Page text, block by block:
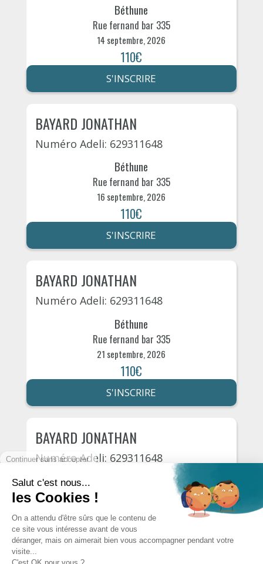
Béthune
Rue fernand bar 335
14 septembre, 2026
110€
S'INSCRIRE
BAYARD JONATHAN
Numéro Adeli: 629311648
Béthune
Rue fernand bar 335
16 septembre, 2026
110€
S'INSCRIRE
BAYARD JONATHAN
Numéro Adeli: 629311648
Béthune
Rue fernand bar 335
21 septembre, 2026
110€
S'INSCRIRE
BAYARD JONATHAN
Numéro Adeli: 629311648
Rue fernand bar 335
110€